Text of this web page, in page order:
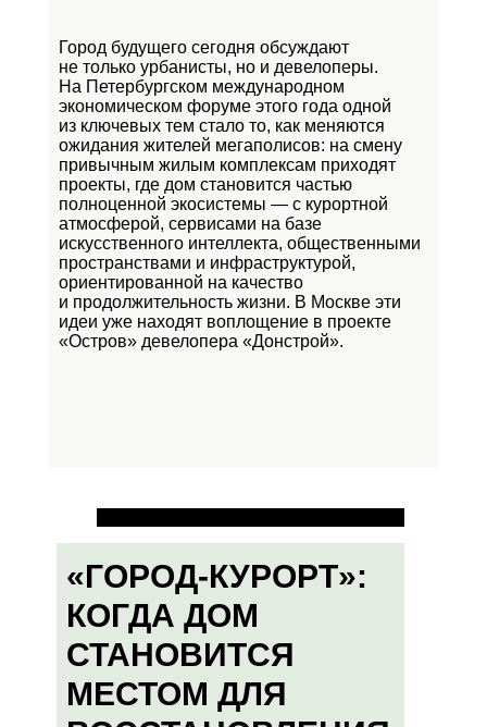
Город будущего сегодня обсуждают
не только урбанисты, но и девелоперы.
На Петербургском международном
экономическом форуме этого года одной
из ключевых тем стало то, как меняются
ожидания жителей мегаполисов: на смену
привычным жилым комплексам приходят
проекты, где дом становится частью
полноценной экосистемы — с курортной
атмосферой, сервисами на базе
искусственного интеллекта, общественными
пространствами и инфраструктурой,
ориентированной на качество
и продолжительность жизни. В Москве эти
идеи уже находят воплощение в проекте
«Остров» девелопера «Донстрой».
«ГОРОД-КУРОРТ»:
КОГДА ДОМ
СТАНОВИТСЯ
МЕСТОМ ДЛЯ